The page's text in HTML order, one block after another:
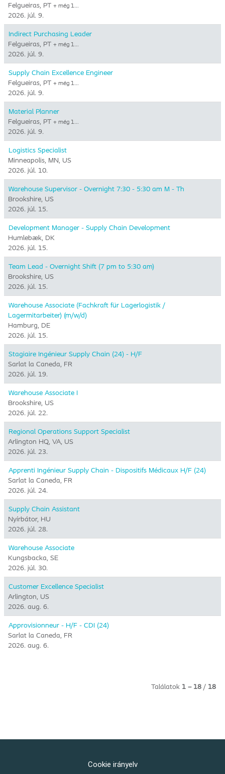
Felgueiras, PT + még 1…
2026. júl. 9.
Indirect Purchasing Leader
Felgueiras, PT + még 1…
2026. júl. 9.
Supply Chain Excellence Engineer
Felgueiras, PT + még 1…
2026. júl. 9.
Material Planner
Felgueiras, PT + még 1…
2026. júl. 9.
Logistics Specialist
Minneapolis, MN, US
2026. júl. 10.
Warehouse Supervisor - Overnight 7:30 - 5:30 am M - Th
Brookshire, US
2026. júl. 15.
Development Manager - Supply Chain Development
Humlebæk, DK
2026. júl. 15.
Team Lead - Overnight Shift (7 pm to 5:30 am)
Brookshire, US
2026. júl. 15.
Warehouse Associate (Fachkraft für Lagerlogistik /
Lagermitarbeiter) (m/w/d)
Hamburg, DE
2026. júl. 15.
Stagiaire Ingénieur Supply Chain (24) - H/F
Sarlat la Caneda, FR
2026. júl. 19.
Warehouse Associate I
Brookshire, US
2026. júl. 22.
Regional Operations Support Specialist
Arlington HQ, VA, US
2026. júl. 23.
Apprenti Ingénieur Supply Chain - Dispositifs Médicaux H/F (24)
Sarlat la Caneda, FR
2026. júl. 24.
Supply Chain Assistant
Nyírbátor, HU
2026. júl. 28.
Warehouse Associate
Kungsbacka, SE
2026. júl. 30.
Customer Excellence Specialist
Arlington, US
2026. aug. 6.
Approvisionneur - H/F - CDI (24)
Sarlat la Caneda, FR
2026. aug. 6.
Találatok 1 – 18 / 18
Cookie irányelv